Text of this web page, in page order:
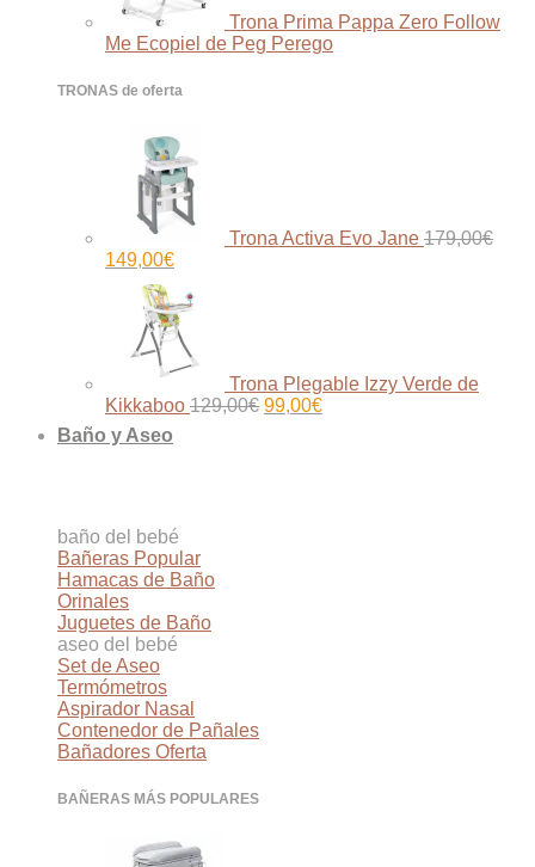
Trona Prima Pappa Zero Follow
Me Ecopiel de Peg Perego
TRONAS de oferta
Trona Activa Evo Jane 179,00€
El
precio
original
179,00€.
149,00€El
actual
es:
149,00€.
Trona Plegable Izzy Verde de
Kikkaboo 129,00€ El
99,00€El
Baño y Aseo
baño del bebé
Bañeras
Hamacas de Baño
Orinales
Juguetes de Baño
aseo del bebé
Set de Aseo
Termómetros
Aspirador Nasal
Contenedor de Pañales
Bañadores
BAÑERAS MÁS POPULARES